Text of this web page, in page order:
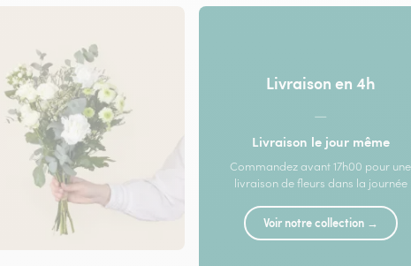
Livraison en 4h
—
Livraison le jour même
Commandez avant 17h00 pour une
livraison de fleurs dans la journée
Voir notre collection →